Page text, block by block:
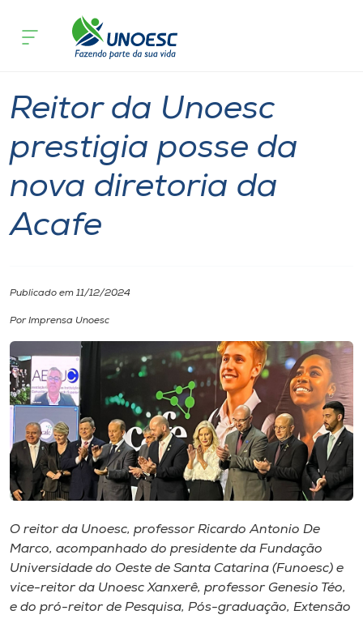
Cursos
Atendimento ao Estudante
Portal de Ensino
Internacionalização
I.nova
Diplomados
Cultura
CPA
Biblioteca
Reitor da Unoesc
prestigia posse da
nova diretoria da
Acafe
Publicado em 11/12/2024
Por Imprensa Unoesc
O reitor da Unoesc, professor Ricardo Antonio De
Marco, acompanhado do presidente da Fundação
Universidade do Oeste de Santa Catarina (Funoesc) e
vice-reitor da Unoesc Xanxerê, professor Genesio Téo,
e do pró-reitor de Pesquisa, Pós-graduação, Extensão